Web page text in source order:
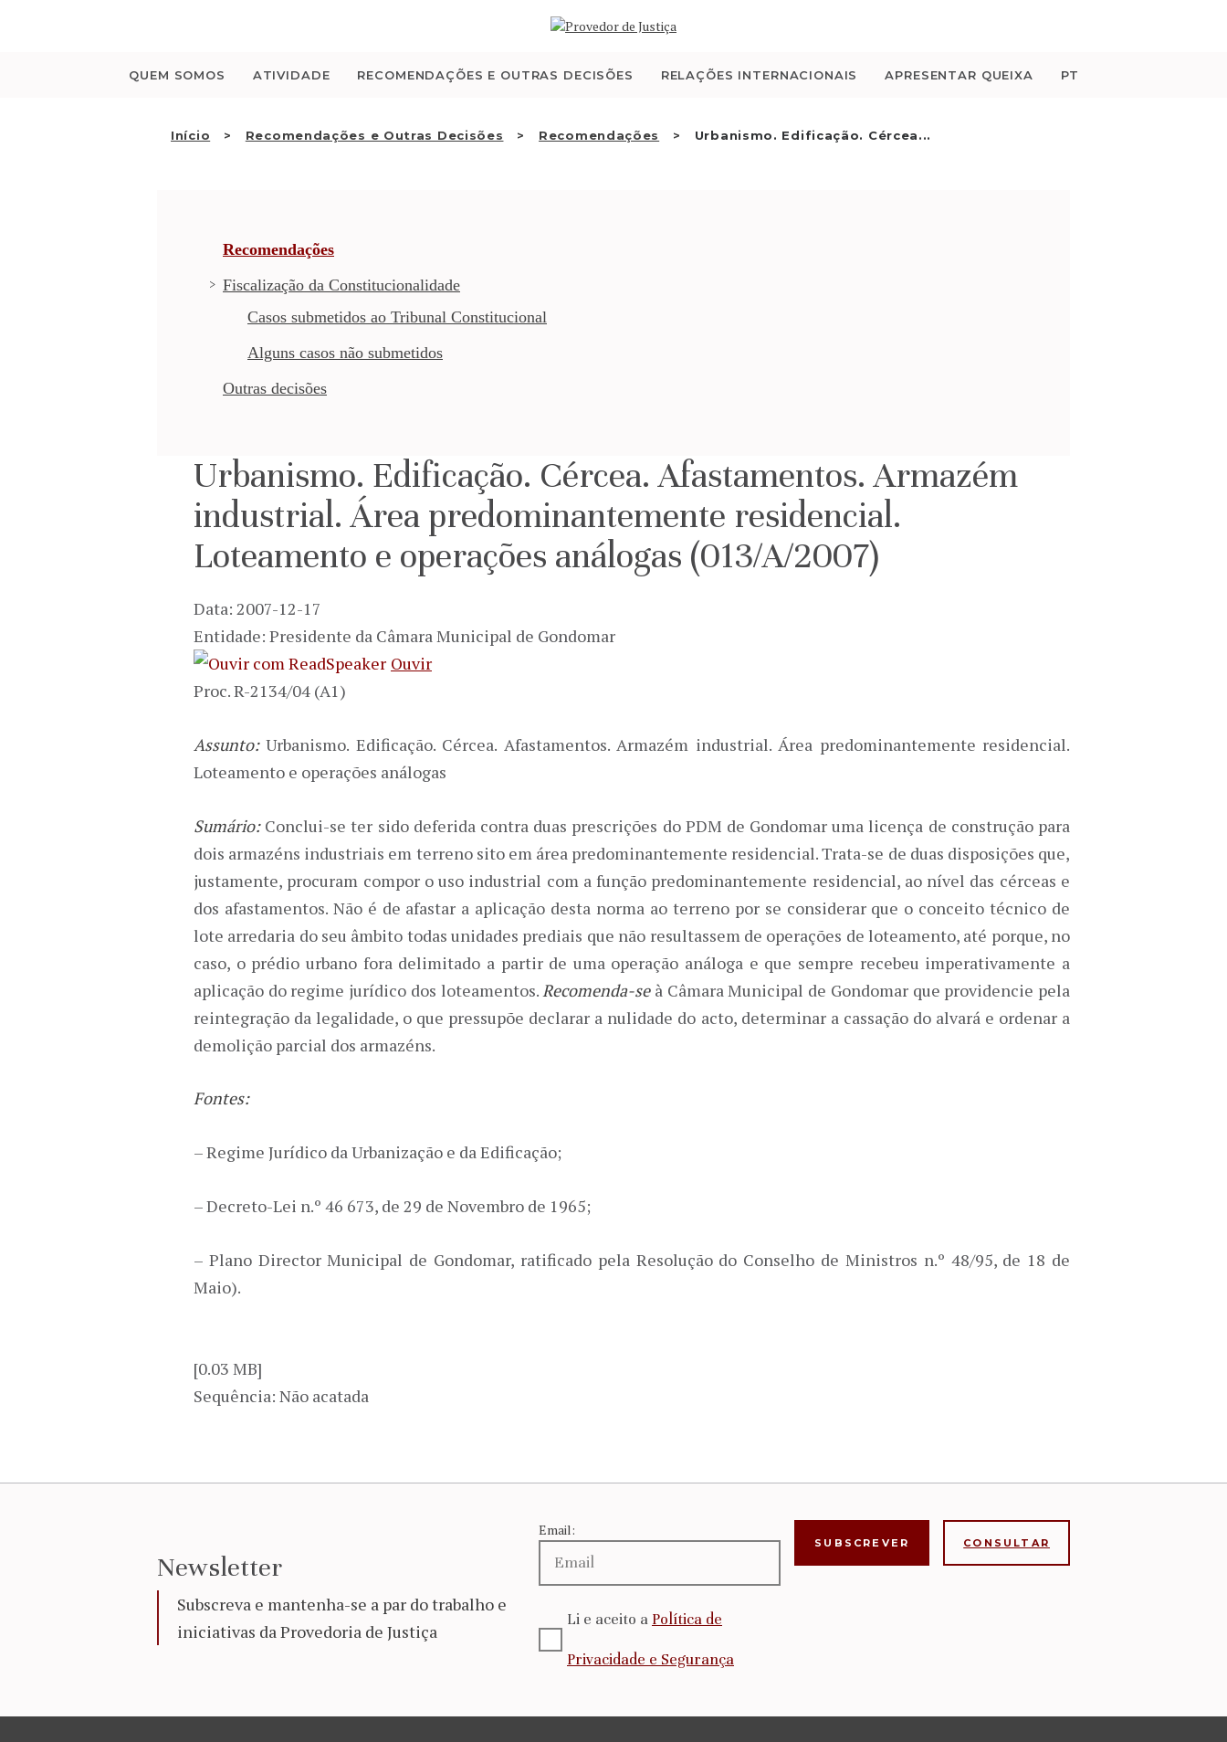
QUEM SOMOS ATIVIDADE RECOMENDAÇÕES E OUTRAS DECISÕES RELAÇÕES INTERNACIONAIS APRESENTAR QUEIXA PT
Início Recomendações e Outras Decisões Recomendações Urbanismo. Edificação. Cércea...
QUEM SOMOS
ATIVIDADE
RECOMENDAÇÕES E
APRESENTAR QUEIXA
Recomendações
Fiscalização da Constitucionalidade
Casos submetidos ao Tribunal Constitucional
Alguns casos não submetidos
Outras decisões
Urbanismo. Edificação. Cércea. Afastamentos. Armazém
industrial. Área predominantemente residencial.
Loteamento e operações análogas (013/A/2007)
Data: 2007-12-17
Entidade: Presidente da Câmara Municipal de Gondomar
Ouvir
Proc. R-2134/04 (A1)
Assunto:Urbanismo. Edificação. Cércea. Afastamentos. Armazém industrial. Área predominantemente residencial.
Loteamento e operações análogas
Sumário: Conclui-se ter sido deferida contra duas prescrições do PDM de Gondomar uma licença de construção para
dois armazéns industriais em terreno sito em área predominantemente residencial. Trata-se de duas disposições que,
justamente, procuram compor o uso industrial com a função predominantemente residencial, ao nível das cérceas e
dos afastamentos. Não é de afastar a aplicação desta norma ao terreno por se considerar que o conceito técnico de
lote arredaria do seu âmbito todas unidades prediais que não resultassem de operações de loteamento, até porque, no
caso, o prédio urbano fora delimitado a partir de uma operação análoga e que sempre recebeu imperativamente a
aplicação do regime jurídico dos loteamentos. Recomenda-se à Câmara Municipal de Gondomar que providencie pela
reintegração da legalidade, o que pressupõe declarar a nulidade do acto, determinar a cassação do alvará e ordenar a
demolição parcial dos armazéns.
Fontes:
– Regime Jurídico da Urbanização e da Edificação;
– Decreto-Lei n.º 46 673, de 29 de Novembro de 1965;
– Plano Director Municipal de Gondomar, ratificado pela Resolução do Conselho de Ministros n.º 48/95, de 18 de
Maio).
[0.03 MB]
Sequência: Não acatada
Newsletter
Subscreva e mantenha-se a par do trabalho e
iniciativas da Provedoria de Justiça
Email:
Li e aceito a Política de
Privacidade e Segurança
CONSULTAR